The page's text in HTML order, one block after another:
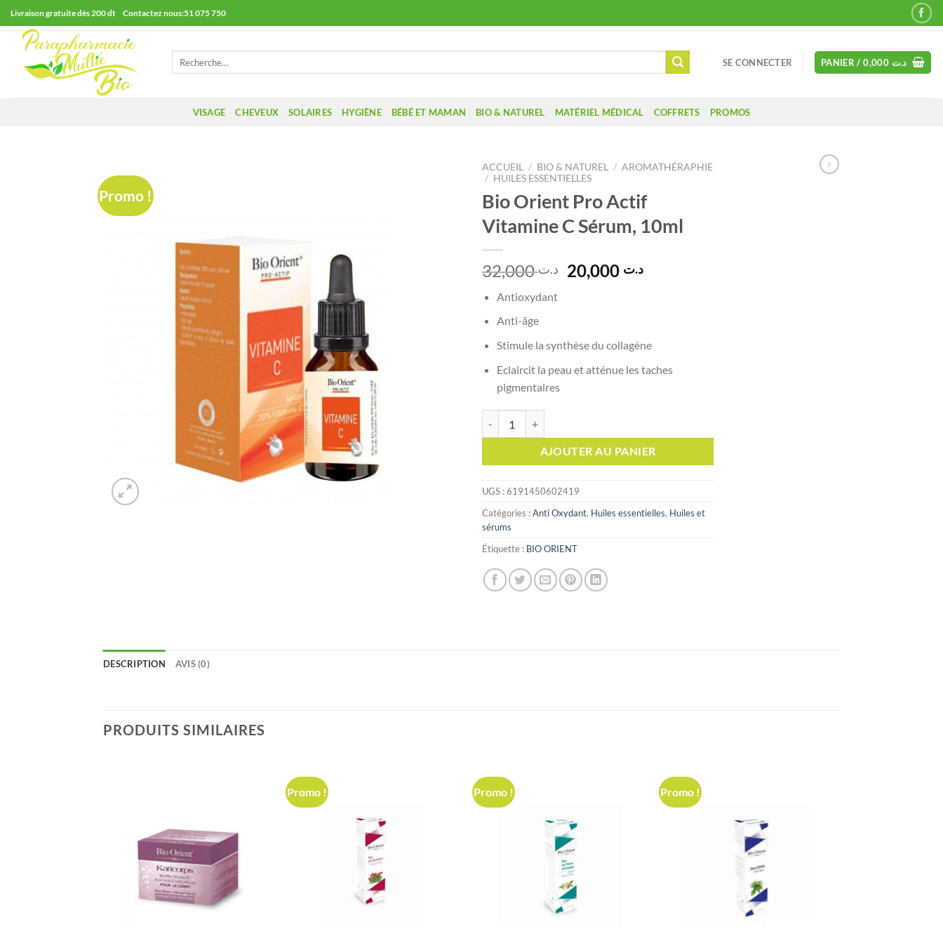
Passer
au
contenu
Livraison gratuite dès 200 dt Contactez nous:51 075 750
SE CONNECTER PANIER / د.ت
VISAGE CHEVEUX SOLAIRES HYGIÈNE BÉBÉ ET MAMAN BIO & NATUREL MATÉRIEL MÉDICAL COFFRETS PROMOS
Promo !
ACCUEIL / BIO & NATUREL / AROMATHÉRAPHIE
/ HUILES ESSENTIELLES
Bio Orient Pro Actif
Vitamine C Sérum, 10ml
د.ت32,000
Le
prix
د.تLe
Antioxydant
Anti-âge
Stimule la synthèse du collagène
Eclaircit la peau et atténue les taches
pigmentaires
AJOUTER AU PANIER
UGS :6191450602419
Catégories :Anti Oxydant, Huiles essentielles, Huiles et
sérums
Étiquette : BIO ORIENT
DESCRIPTION AVIS (0)
PRODUITS SIMILAIRES
Promo ! Promo ! Promo !